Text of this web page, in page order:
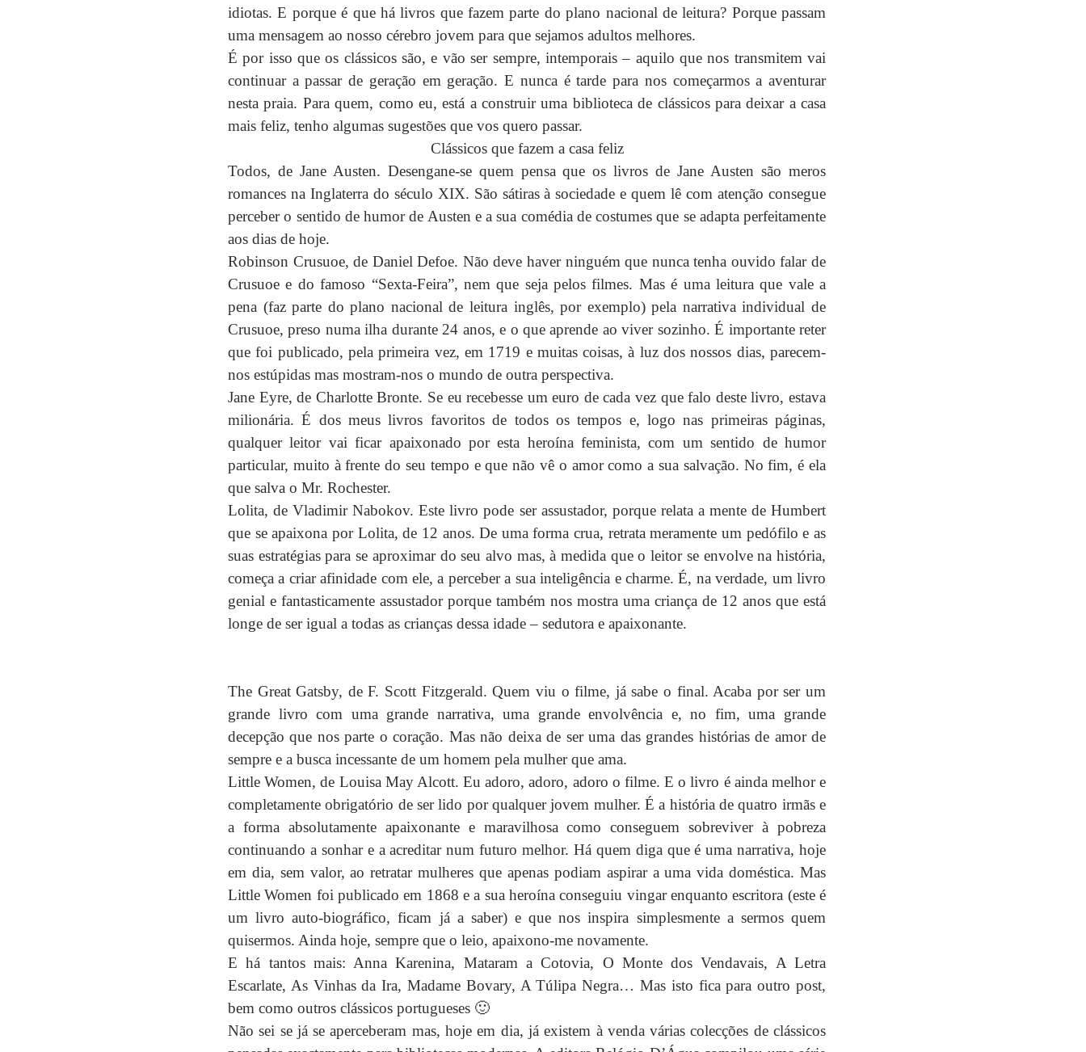
idiotas. E porque é que há livros que fazem parte do plano nacional de leitura? Porque passam
uma mensagem ao nosso cérebro jovem para que sejamos adultos melhores.
É por isso que os clássicos são, e vão ser sempre, intemporais – aquilo que nos transmitem vai
continuar a passar de geração em geração. E nunca é tarde para nos começarmos a aventurar
nesta praia. Para quem, como eu, está a construir uma biblioteca de clássicos para deixar a casa
mais feliz, tenho algumas sugestões que vos quero passar.
Clássicos que fazem a casa feliz
Todos, de Jane Austen. Desengane-se quem pensa que os livros de Jane Austen são meros
romances na Inglaterra do século XIX. São sátiras à sociedade e quem lê com atenção consegue
perceber o sentido de humor de Austen e a sua comédia de costumes que se adapta perfeitamente
aos dias de hoje.
Robinson Crusuoe, de Daniel Defoe. Não deve haver ninguém que nunca tenha ouvido falar de
Crusuoe e do famoso “Sexta-Feira”, nem que seja pelos filmes. Mas é uma leitura que vale a
pena (faz parte do plano nacional de leitura inglês, por exemplo) pela narrativa individual de
Crusuoe, preso numa ilha durante 24 anos, e o que aprende ao viver sozinho. É importante reter
que foi publicado, pela primeira vez, em 1719 e muitas coisas, à luz dos nossos dias, parecem-
nos estúpidas mas mostram-nos o mundo de outra perspectiva.
Jane Eyre, de Charlotte Bronte. Se eu recebesse um euro de cada vez que falo deste livro, estava
milionária. É dos meus livros favoritos de todos os tempos e, logo nas primeiras páginas,
qualquer leitor vai ficar apaixonado por esta heroína feminista, com um sentido de humor
particular, muito à frente do seu tempo e que não vê o amor como a sua salvação. No fim, é ela
que salva o Mr. Rochester.
Lolita, de Vladimir Nabokov. Este livro pode ser assustador, porque relata a mente de Humbert
que se apaixona por Lolita, de 12 anos. De uma forma crua, retrata meramente um pedófilo e as
suas estratégias para se aproximar do seu alvo mas, à medida que o leitor se envolve na história,
começa a criar afinidade com ele, a perceber a sua inteligência e charme. É, na verdade, um livro
genial e fantasticamente assustador porque também nos mostra uma criança de 12 anos que está
longe de ser igual a todas as crianças dessa idade – sedutora e apaixonante.
The Great Gatsby, de F. Scott Fitzgerald. Quem viu o filme, já sabe o final. Acaba por ser um
grande livro com uma grande narrativa, uma grande envolvência e, no fim, uma grande
decepção que nos parte o coração. Mas não deixa de ser uma das grandes histórias de amor de
sempre e a busca incessante de um homem pela mulher que ama.
Little Women, de Louisa May Alcott. Eu adoro, adoro, adoro o filme. E o livro é ainda melhor e
completamente obrigatório de ser lido por qualquer jovem mulher. É a história de quatro irmãs e
a forma absolutamente apaixonante e maravilhosa como conseguem sobreviver à pobreza
continuando a sonhar e a acreditar num futuro melhor. Há quem diga que é uma narrativa, hoje
em dia, sem valor, ao retratar mulheres que apenas podiam aspirar a uma vida doméstica. Mas
Little Women foi publicado em 1868 e a sua heroína conseguiu vingar enquanto escritora (este é
um livro auto-biográfico, ficam já a saber) e que nos inspira simplesmente a sermos quem
quisermos. Ainda hoje, sempre que o leio, apaixono-me novamente.
E há tantos mais: Anna Karenina, Mataram a Cotovia, O Monte dos Vendavais, A Letra
Escarlate, As Vinhas da Ira, Madame Bovary, A Túlipa Negra… Mas isto fica para outro post,
bem como outros clássicos portugueses 🙂
Não sei se já se aperceberam mas, hoje em dia, já existem à venda várias colecções de clássicos